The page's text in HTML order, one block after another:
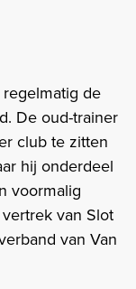
de
De oud-trainer
club te zitten
hij onderdeel
voormalig
van Slot
van Van